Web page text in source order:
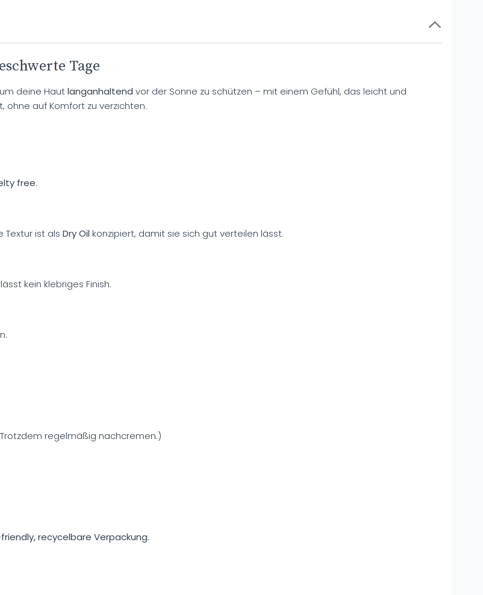
Tage
deine Hautlanganhaltend vor der Sonne zu schützen – mit einem Gefühl, das leicht und
ohne auf Komfort zu verzichten.
free.
ist als Dry Oil konzipiert, damit sie sich gut verteilen lässt.
kein klebriges Finish.
regelmäßig nachcremen.)
recycelbare Verpackung.